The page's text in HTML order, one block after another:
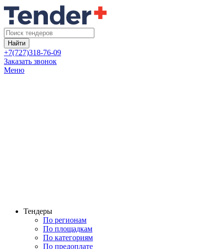
Найти
+7(727)318-76-09
Заказать звонок
Меню
Тендеры
По регионам
По площадкам
По категориям
По предоплате